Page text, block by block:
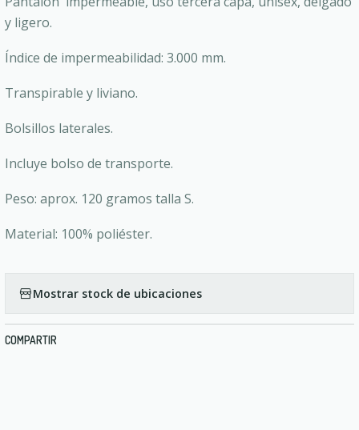
y ligero.
Índice de impermeabilidad: 3.000 mm.
Transpirable y liviano.
Bolsillos laterales.
Incluye bolso de transporte.
Peso: aprox. 120 gramos talla S.
Material: 100% poliéster.
Mostrar stock de ubicaciones
COMPARTIR